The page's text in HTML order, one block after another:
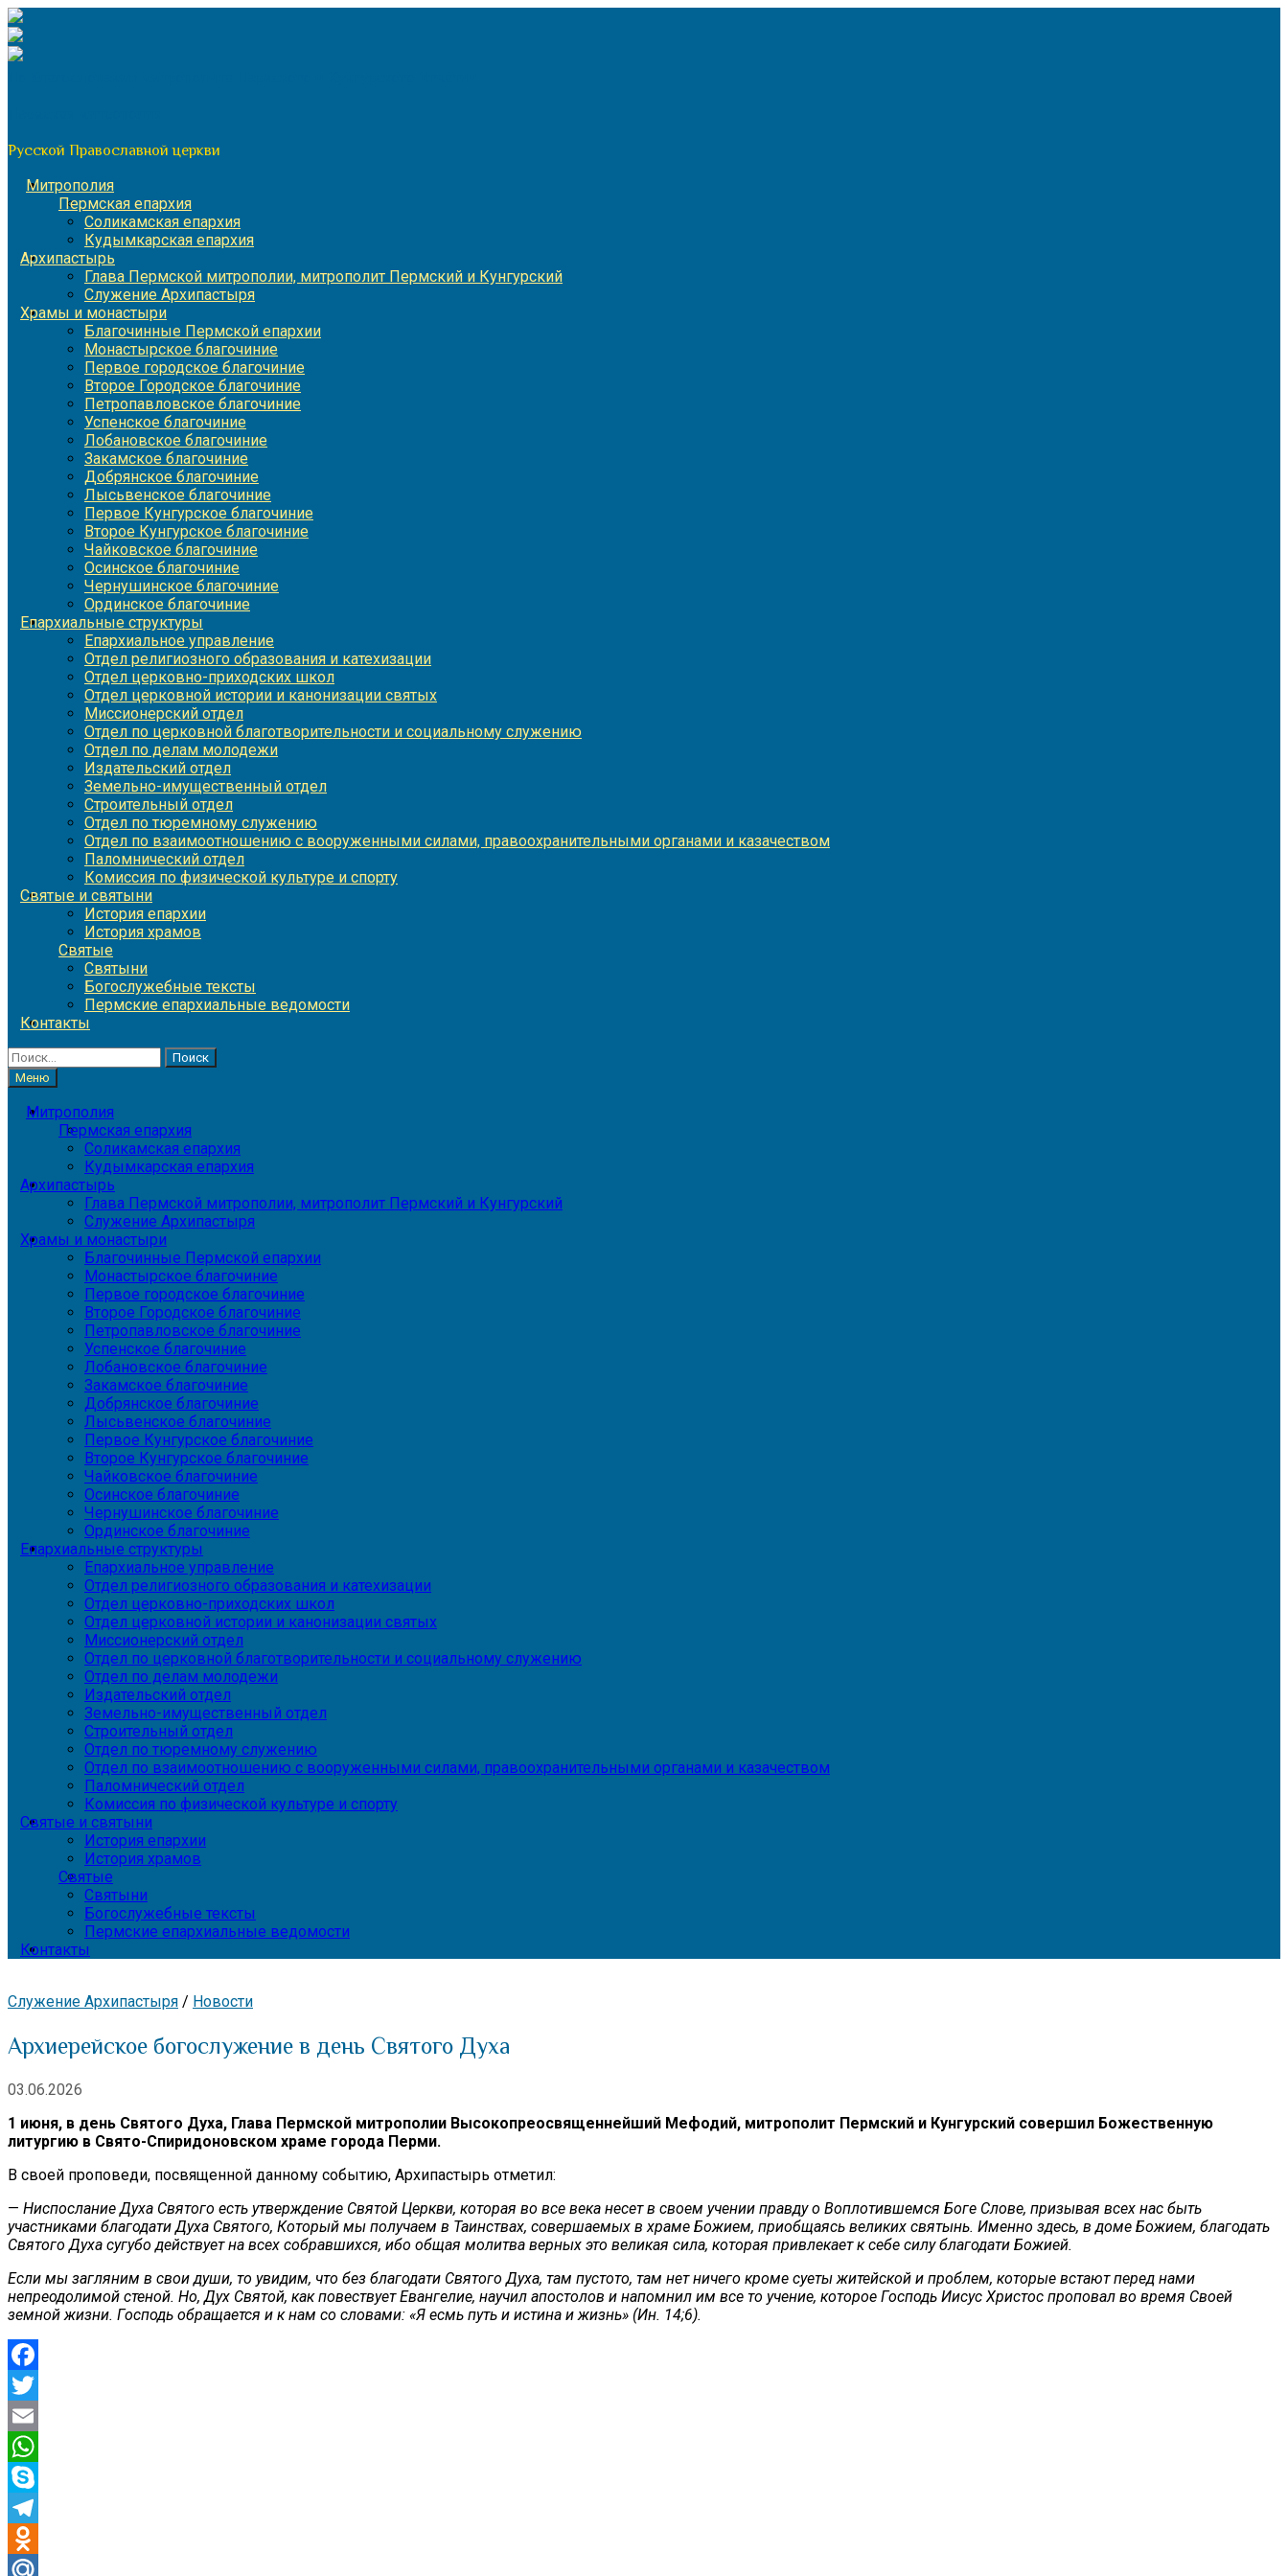
Перейти
к
содержимому
Русской Православной церкви
Митрополия
Пермская епархия
Соликамская епархия
Кудымкарская епархия
Архипастырь
Глава Пермской митрополии, митрополит Пермский и Кунгурский
Служение Архипастыря
Храмы и монастыри
Благочинные Пермской епархии
Монастырское благочиние
Первое городское благочиние
Второе Городское благочиние
Петропавловское благочиние
Успенское благочиние
Лобановское благочиние
Закамское благочиние
Добрянское благочиние
Лысьвенское благочиние
Первое Кунгурское благочиние
Второе Кунгурское благочиние
Чайковское благочиние
Осинское благочиние
Чернушинское благочиние
Ординское благочиние
Епархиальные структуры
Епархиальное управление
Отдел религиозного образования и катехизации
Отдел церковно-приходских школ
Отдел церковной истории и канонизации святых
Миссионерский отдел
Отдел по церковной благотворительности и социальному служению
Отдел по делам молодежи
Издательский отдел
Земельно-имущественный отдел
Строительный отдел
Отдел по тюремному служению
Отдел по взаимоотношению с вооруженными силами, правоохранительными органами и казачеством
Паломнический отдел
Комиссия по физической культуре и спорту
Святые и святыни
История епархии
История храмов
Святые
Святыни
Богослужебные тексты
Пермские епархиальные ведомости
Контакты
Найти:
Меню
Митрополия
Пермская епархия
Соликамская епархия
Кудымкарская епархия
Архипастырь
Глава Пермской митрополии, митрополит Пермский и Кунгурский
Служение Архипастыря
Храмы и монастыри
Благочинные Пермской епархии
Монастырское благочиние
Первое городское благочиние
Второе Городское благочиние
Петропавловское благочиние
Успенское благочиние
Лобановское благочиние
Закамское благочиние
Добрянское благочиние
Лысьвенское благочиние
Первое Кунгурское благочиние
Второе Кунгурское благочиние
Чайковское благочиние
Осинское благочиние
Чернушинское благочиние
Ординское благочиние
Епархиальные структуры
Епархиальное управление
Отдел религиозного образования и катехизации
Отдел церковно-приходских школ
Отдел церковной истории и канонизации святых
Миссионерский отдел
Отдел по церковной благотворительности и социальному служению
Отдел по делам молодежи
Издательский отдел
Земельно-имущественный отдел
Строительный отдел
Отдел по тюремному служению
Отдел по взаимоотношению с вооруженными силами, правоохранительными органами и казачеством
Паломнический отдел
Комиссия по физической культуре и спорту
Святые и святыни
История епархии
История храмов
Святые
Святыни
Богослужебные тексты
Пермские епархиальные ведомости
Контакты
Служение Архипастыря / Новости
Архиерейское богослужение в день Святого Духа
03.06.2026
1 июня, в день Святого Духа, Глава Пермской митрополии Высокопреосвященнейший Мефодий, митрополит Пермский и Кунгурский совершил Божественную
литургию в Свято-Спиридоновском храме города Перми.
В своей проповеди, посвященной данному событию, Архипастырь отметил:
— Ниспослание Духа Святого есть утверждение Святой Церкви, которая во все века несет в своем учении правду о Воплотившемся Боге Слове, призывая всех нас быть
участниками благодати Духа Святого, Который мы получаем в Таинствах, совершаемых в храме Божием, приобщаясь великих святынь. Именно здесь, в доме Божием, благодать
Святого Духа сугубо действует на всех собравшихся, ибо общая молитва верных это великая сила, которая привлекает к себе силу благодати Божией.
Если мы загляним в свои души, то увидим, что без благодати Святого Духа, там пустото, там нет ничего кроме суеты житейской и проблем, которые встают перед нами
непреодолимой стеной. Но, Дух Святой, как повествует Евангелие, научил апостолов и напомнил им все то учение, которое Господь Иисус Христос проповал во время Своей
земной жизни. Господь обращается и к нам со словами: «Я есмь путь и истина и жизнь» (Ин. 14;6).
Facebook
Twitter
Email
WhatsApp
Skype
Telegram
Odnoklassniki